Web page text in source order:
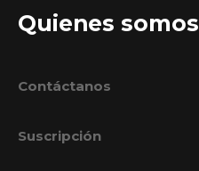
Quienes somos
Contáctanos
Suscripción